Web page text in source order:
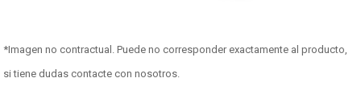
*Imagen no contractual. Puede no corresponder exactamente al producto,
si tiene dudas contacte con nosotros.